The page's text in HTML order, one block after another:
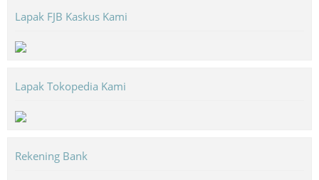
Lapak FJB Kaskus Kami
Lapak Tokopedia Kami
Rekening Bank